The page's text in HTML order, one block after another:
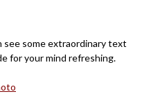
see some extraordinary text
for your mind refreshing.